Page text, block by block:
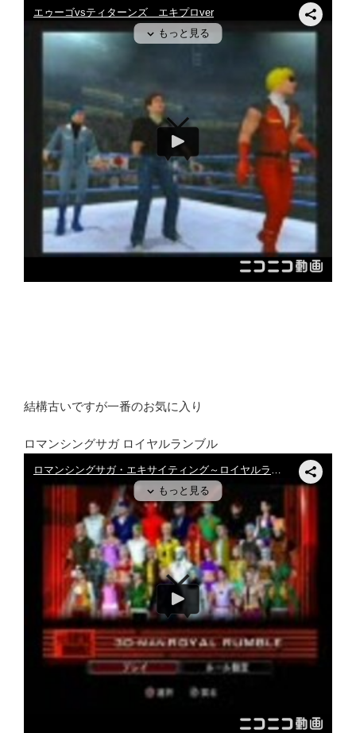
結構古いですが一番のお気に入り
ロマンシングサガ ロイヤルランブル